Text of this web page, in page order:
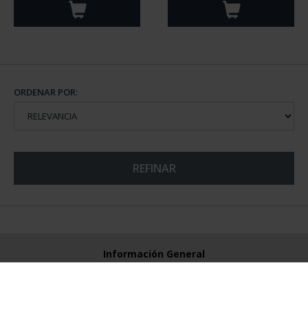
ORDENAR POR:
REFINAR
Información General